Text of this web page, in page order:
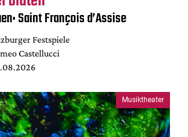
Saint François d’Assise
Festspiele
Castellucci
Musiktheater